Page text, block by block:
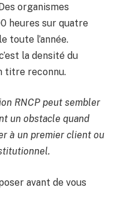
organismes
heures sur quatre
toute l’année.
la densité du
titre reconnu.
RNCP peut sembler
un obstacle quand
à un premier client ou
avant de vous